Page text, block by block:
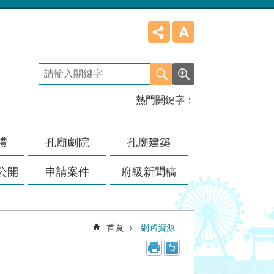
熱門關鍵字
孔廟劇院 孔廟建築
開 申請案件 府級新聞稿
首頁 網路資源